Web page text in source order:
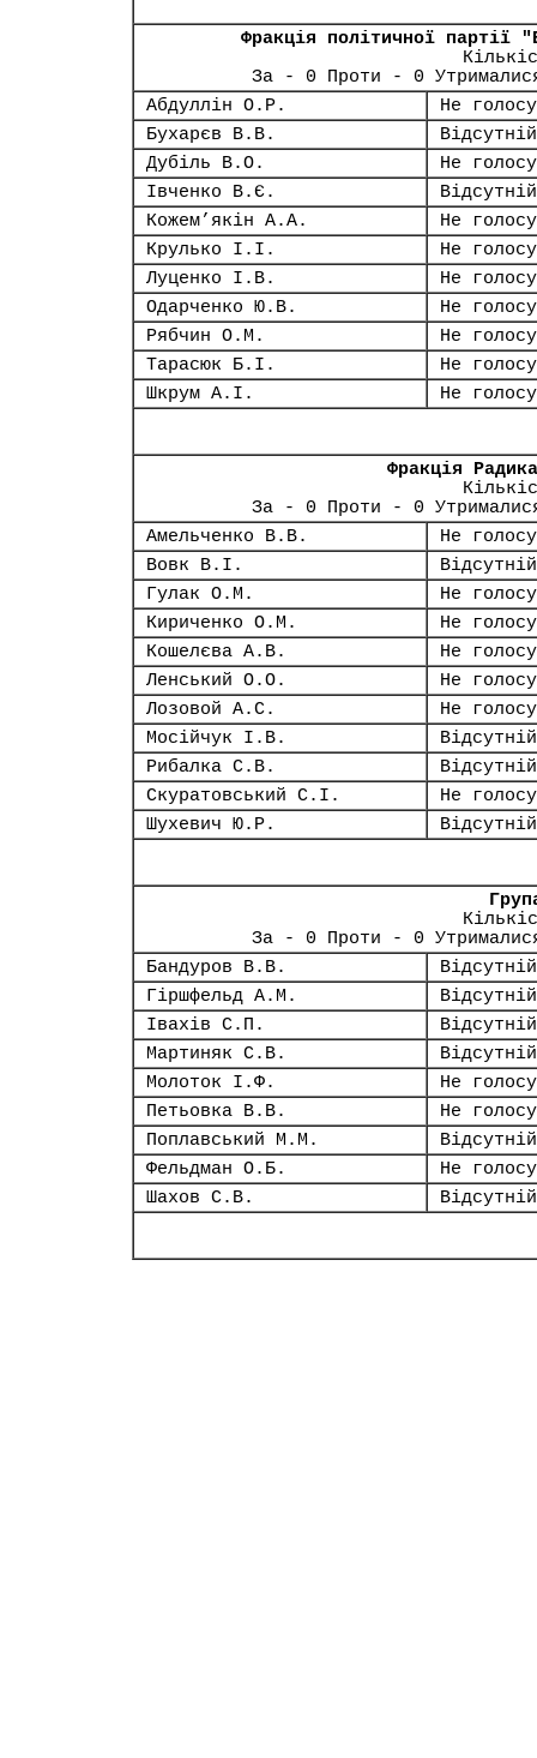
Фракція політичної партії
За - 0 Проти - 0
Абдуллін О.Р.
Не
Бухарєв В.В.
Відсутній
Дубіль В.О.
Не
Івченко В.Є.
Відсутній
Кожем’якін А.А.
Не
Крулько І.І.
Не
Луценко І.В.
Не
Одарченко Ю.В.
Не
Рябчин О.М.
Не
Тарасюк Б.І.
Не
Шкрум А.І.
Не
Фракція
За - 0 Проти - 0
Амельченко В.В.
Не
Вовк В.І.
Відсутній
Гулак О.М.
Не
Кириченко О.М.
Не
Кошелєва А.В.
Не
Ленський О.О.
Не
Лозовой А.С.
Не
Мосійчук І.В.
Відсутній
Рибалка С.В.
Відсутній
Скуратовський С.І.
Не
Шухевич Ю.Р.
Відсутній
За - 0 Проти - 0
Бандуров В.В.
Відсутній
Гіршфельд А.М.
Відсутній
Івахів С.П.
Відсутній
Мартиняк С.В.
Відсутній
Молоток І.Ф.
Не
Петьовка В.В.
Не
Поплавський М.М.
Відсутній
Фельдман О.Б.
Не
Шахов С.В.
Відсутній